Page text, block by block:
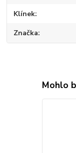
Klínek
Značka
Mohlo